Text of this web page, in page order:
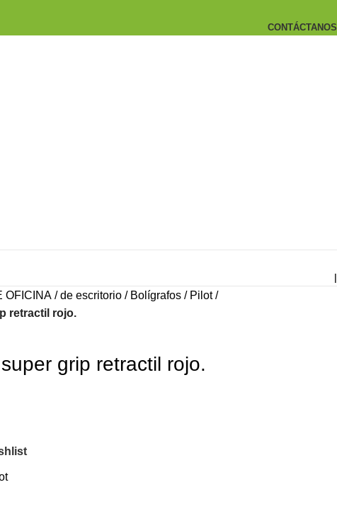
CONTÁCTANOS
OFICINA de escritorio Bolígrafos
Pilot
retractil rojo.
grip retractil rojo.